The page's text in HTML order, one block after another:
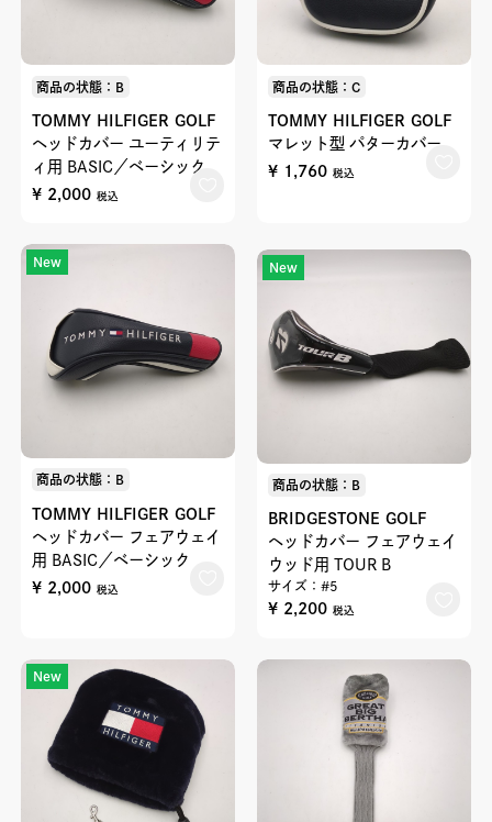
商品の状態：B
TOMMY HILFIGER GOLF
ヘッドカバー ユーティリテ
ィ用 BASIC／ベーシック
¥ 2,000 税込
商品の状態：C
TOMMY HILFIGER GOLF
マレット型 パターカバー
¥ 1,760 税込
New
商品の状態：B
TOMMY HILFIGER GOLF
ヘッドカバー フェアウェイ
用 BASIC／ベーシック
¥ 2,000 税込
New
商品の状態：B
BRIDGESTONE GOLF
ヘッドカバー フェアウェイ
ウッド用 TOUR B
サイズ：#5
¥ 2,200 税込
New